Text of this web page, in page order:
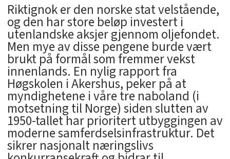
Riktignok er den norske stat velstående,
og den har store beløp investert i
utenlandske aksjer gjennom oljefondet.
Men mye av disse pengene burde vært
brukt på formål som fremmer vekst
innenlands. En nylig rapport fra
Høgskolen i Akershus, peker på at
myndighetene i våre tre naboland (i
motsetning til Norge) siden slutten av
1950-tallet har prioritert utbyggingen av
moderne samferdselsinfrastruktur. Det
sikrer nasjonalt næringslivs